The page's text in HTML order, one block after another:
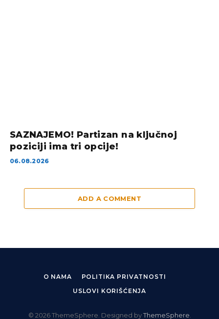
SAZNAJEMO! Partizan na ključnoj
poziciji ima tri opcije!
06.08.2026
ADD A COMMENT
O NAMA
POLITIKA PRIVATNOSTI
USLOVI KORIŠĆENJA
© 2026 ThemeSphere. Designed byThemeSphere